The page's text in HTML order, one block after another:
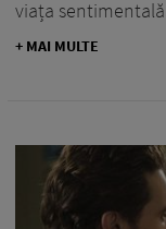
viața
+ MAI MULTE